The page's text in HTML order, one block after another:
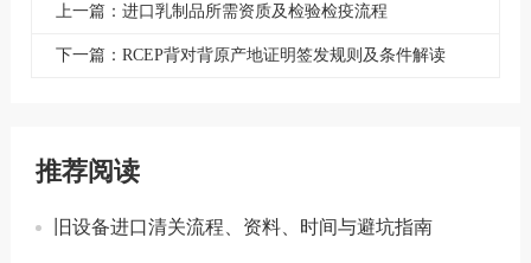
上一篇：进口乳制品所需资质及检验检疫流程
下一篇：RCEP背对背原产地证明签发规则及条件解读
推荐阅读
旧设备进口清关流程、资料、时间与避坑指南